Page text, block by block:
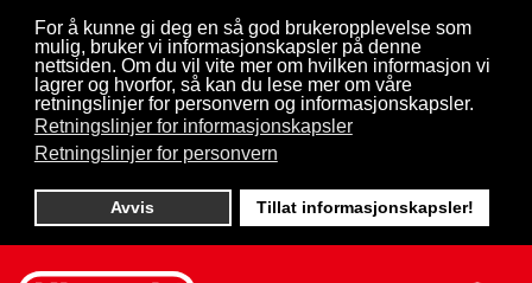
For å kunne gi deg en så god brukeropplevelse som
mulig, bruker vi informasjonskapsler på denne
nettsiden. Om du vil vite mer om hvilken informasjon vi
lagrer og hvorfor, så kan du lese mer om våre
retningslinjer for personvern og informasjonskapsler.
Retningslinjer for informasjonskapsler
Retningslinjer for personvern
Avvis Tillat informasjonskapsler!
Skip to main content